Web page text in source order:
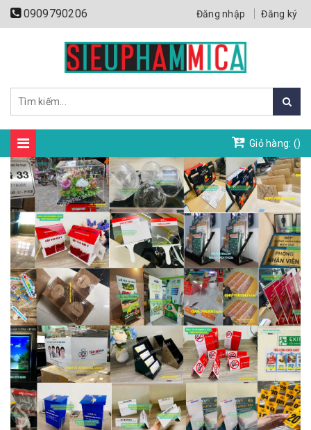
0909790206 Đăng nhập Đăng ký
Giỏ hàng: ()